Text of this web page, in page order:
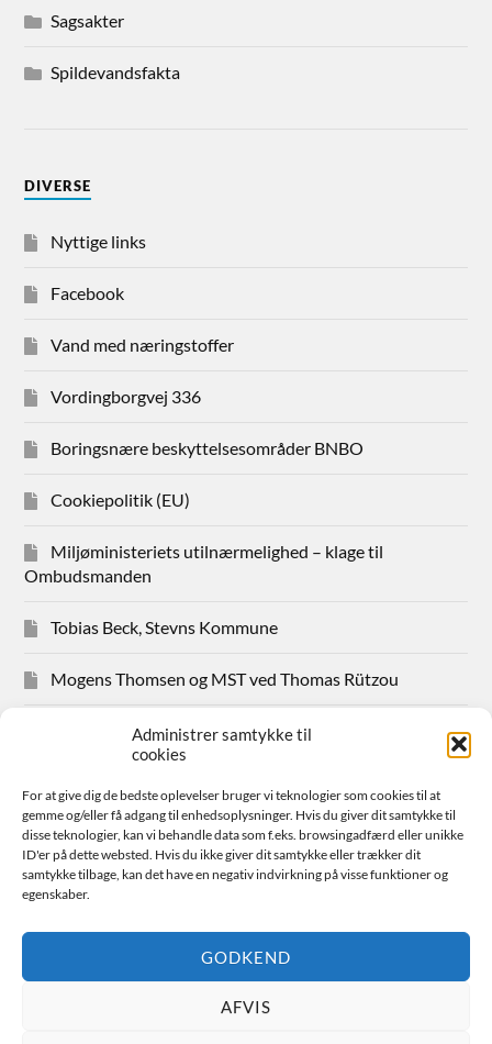
Administrer samtykke til
cookies
For at give dig de bedste oplevelser bruger vi teknologier som cookies til at
gemme og/eller få adgang til enhedsoplysninger. Hvis du giver dit samtykke til
disse teknologier, kan vi behandle data som f.eks. browsingadfærd eller unikke
ID'er på dette websted. Hvis du ikke giver dit samtykke eller trækker dit
samtykke tilbage, kan det have en negativ indvirkning på visse funktioner og
egenskaber.
GODKEND
AFVIS
Sagsakter
Spildevandsfakta
DIVERSE
Nyttige links
Facebook
Vand med næringstoffer
Vordingborgvej 336
Boringsnære beskyttelsesområder BNBO
Cookiepolitik (EU)
Miljøministeriets utilnærmelighed – klage til
Ombudsmanden
Tobias Beck, Stevns Kommune
Mogens Thomsen og MST ved Thomas Rützou
Avisudklip 2024
Sager for medlemmer
Bestyrelsen
Avisudklip 2026